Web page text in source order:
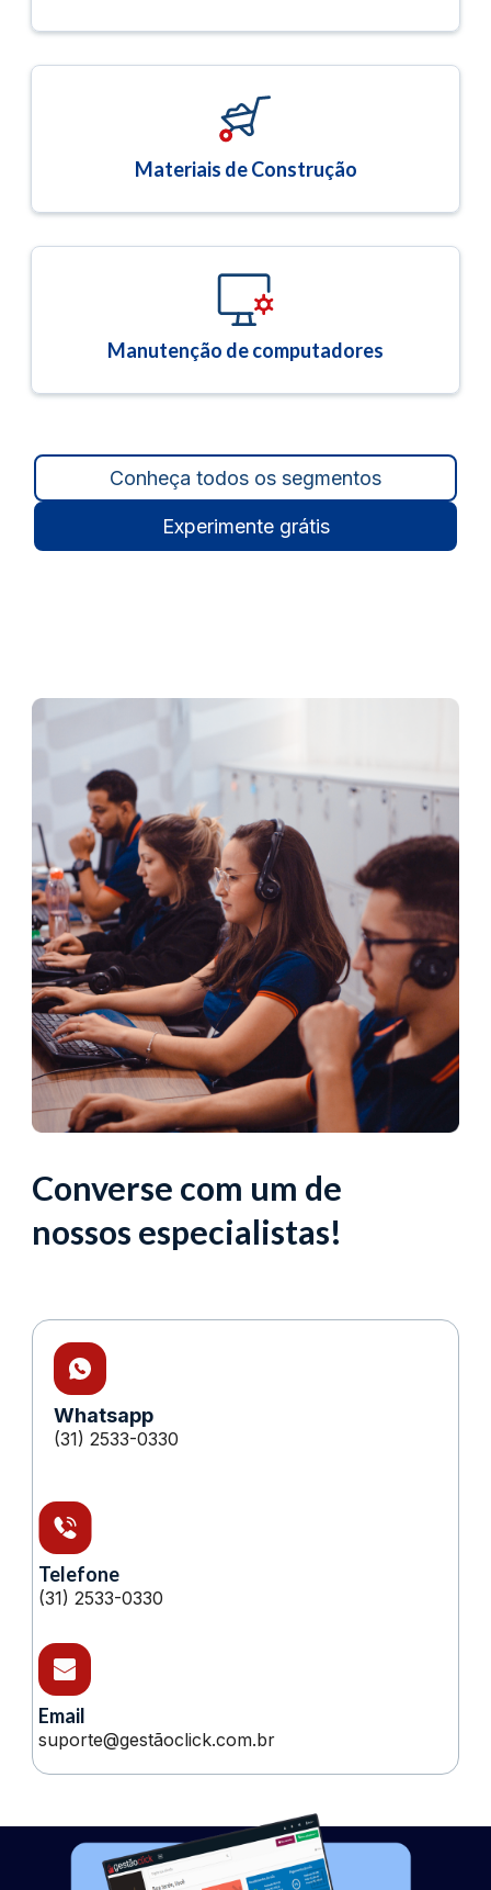
Materiais de Construção
Manutenção de computadores
Conheça todos os segmentos
Experimente grátis
Converse com um de
nossos especialistas!
Whatsapp
(31) 2533-0330
Telefone
(31) 2533-0330
Email
suporte@gestãoclick.com.br